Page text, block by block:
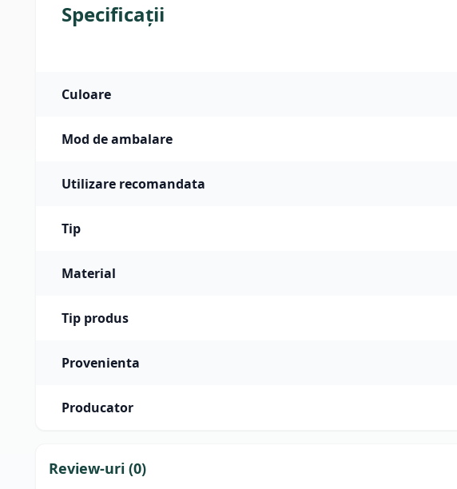
Specificații
Culoare
Mod de ambalare
Utilizare recomandata
Tip
Material
Tip produs
Provenienta
Producator
Review-uri (0)